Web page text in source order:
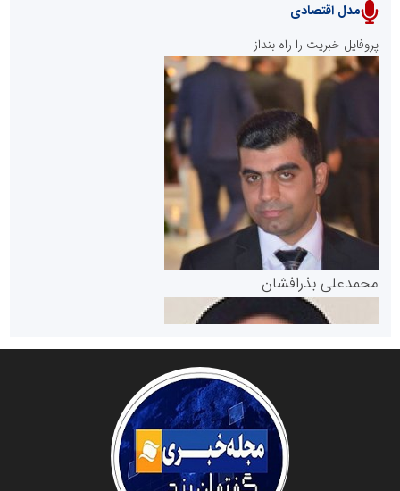
پایگاه خبری نهضت ملی مسکن
پایگاه خبری گفتمان یزد
سازمان بورس و اوراق بهادار
مرجع اخبار موثق در بازارسرمایه
سازمان صنعت،معدن و تجارت
مدل اقتصادی
پروفایل خبریت را راه بنداز
محمدعلی بذرافشان